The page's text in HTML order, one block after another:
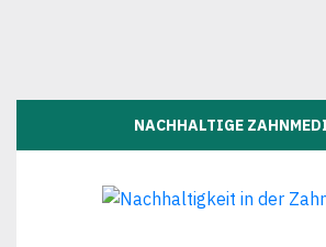
NACHHALTIGE